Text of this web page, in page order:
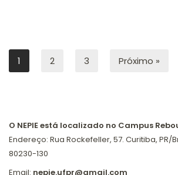
1 2 3 Próximo »
O NEPIE está localizado no Campus
Endereço: Rua Rockefeller, 57. Curitiba, PR/
80230-130
Email: nepie.ufpr@gmail.com